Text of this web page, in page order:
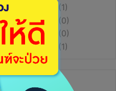
(1)
(0)
(0)
(1)